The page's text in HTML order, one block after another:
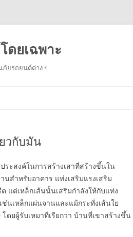
ดยเฉพาะ
ภัยรถยนต์ต่าง ๆ
วกับมัน
ระสงค์ในการสร้างเสาที่สร้างขึ้นใน
สำหรับอาคาร แท่งเสริมแรงเสริม
แต่เหล็กเส้นนั้นเสริมกำลังให้กับแท่ง
นเหล็กแผ่นจานและแม้กระทั่งเส้นใย
ดยผู้รับเหมาที่เรียกว่า บ้านที่เขาสร้างขึ้น